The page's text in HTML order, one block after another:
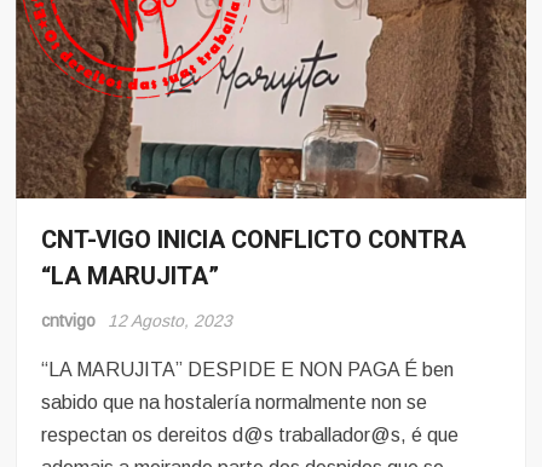
Conflito
Hosteleria
CNT-VIGO INICIA CONFLICTO CONTRA
“LA MARUJITA”
cntvigo 12 Agosto, 2023
“LA MARUJITA” DESPIDE E NON PAGA É ben
sabido que na hostalería normalmente non se
respectan os dereitos d@s traballador@s, é que